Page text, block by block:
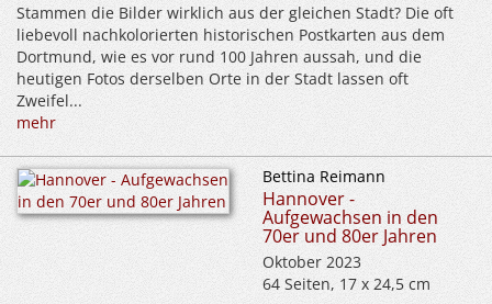
Stammen die Bilder wirklich aus der gleichen Stadt? Die oft
liebevoll nachkolorierten historischen Postkarten aus dem
Dortmund, wie es vor rund 100 Jahren aussah, und die
heutigen Fotos derselben Orte in der Stadt lassen oft
Zweifel...
mehr
Bettina Reimann
Hannover -
Aufgewachsen in den
70er und 80er Jahren
Oktober 2023
64 Seiten, 17 x 24,5 cm